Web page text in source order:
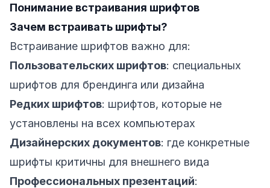
Понимание встраивания шрифтов
Зачем встраивать шрифты?
Встраивание шрифтов важно для:
Пользовательских шрифтов: специальных
шрифтов для брендинга или дизайна
Редких шрифтов: шрифтов, которые не
установлены на всех компьютерах
Дизайнерских документов: где конкретные
шрифты критичны для внешнего вида
Профессиональных презентаций: